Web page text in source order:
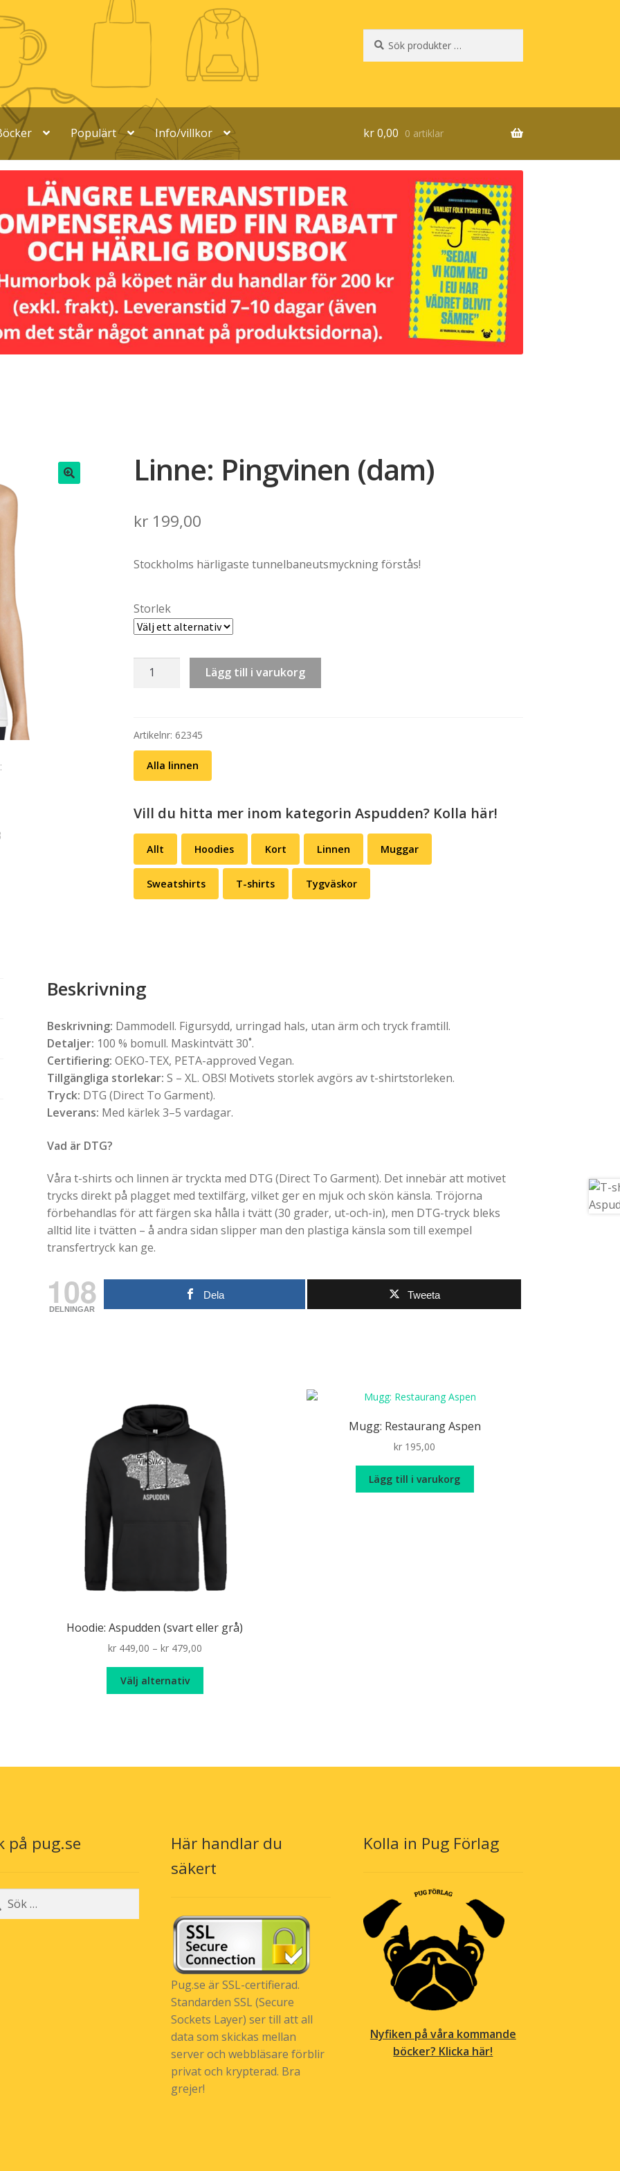
efter:
Populärt Info/villkor kr0,00 0 artiklar
Linne: Pingvinen (dam)
kr199,00
Stockholms härligaste tunnelbaneutsmyckning förstås!
Storlek
Linne:
Lägg till i varukorg
Artikelnr: 62345
Alla linnen
Vill du hitta mer inom kategorin Aspudden? Kolla här!
Allt Hoodies Kort Linnen Muggar
Sweatshirts T-shirts Tygväskor
Beskrivning
Beskrivning: Dammodell. Figursydd, urringad hals, utan ärm och tryck framtill.
Detaljer: 100 % bomull. Maskintvätt 30˚.
Certifiering: OEKO-TEX, PETA-approved Vegan.
Tillgängliga storlekar: S – XL. OBS! Motivets storlek avgörs av t-shirtstorleken.
Tryck: DTG (Direct To Garment).
Leverans: Med kärlek 3–5 vardagar.
Vad är DTG?
Våra t-shirts och linnen är tryckta med DTG (Direct To Garment). Det innebär att motivet
trycks direkt på plagget med textilfärg, vilket ger en mjuk och skön känsla. Tröjorna
förbehandlas för att färgen ska hålla i tvätt (30 grader, ut-och-in), men DTG-tryck bleks
alltid lite i tvätten – å andra sidan slipper man den plastiga känsla som till exempel
transfertryck kan ge.
108
DELNINGAR
Dela Tweeta
Hoodie: Aspudden (svart eller grå)
kr449,00 – kr479,00Price
through
Välj alternativ
De
på
Mugg: Restaurang Aspen
kr 195,00
Lägg till i varukorg
på pug.se
Här handlar du
säkert
Pug.se är SSL-certifierad.
Standarden SSL (Secure
Sockets Layer) ser till att all
data som skickas mellan
server och webbläsare förblir
privat och krypterad. Bra
grejer!
Kolla in Pug Förlag
Nyfiken på våra kommande
böcker? Klicka här!